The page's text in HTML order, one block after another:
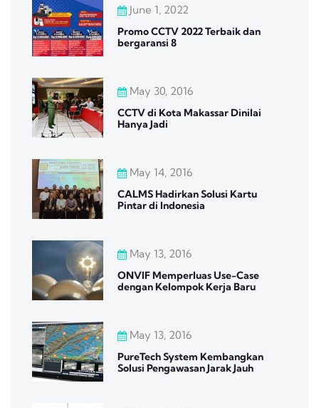
June 1, 2022
Promo CCTV 2022 Terbaik dan
bergaransi 8
May 30, 2016
CCTV di Kota Makassar Dinilai
Hanya Jadi
May 14, 2016
CALMS Hadirkan Solusi Kartu
Pintar di Indonesia
May 13, 2016
ONVIF Memperluas Use-Case
dengan Kelompok Kerja Baru
May 13, 2016
PureTech System Kembangkan
Solusi Pengawasan Jarak Jauh